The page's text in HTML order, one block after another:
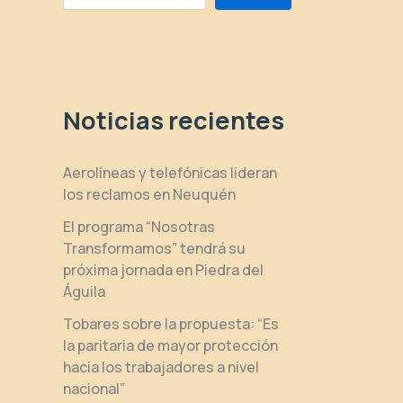
Noticias recientes
Aerolíneas y telefónicas lideran
los reclamos en Neuquén
El programa “Nosotras
Transformamos” tendrá su
próxima jornada en Piedra del
Águila
Tobares sobre la propuesta: “Es
la paritaria de mayor protección
hacia los trabajadores a nivel
nacional”